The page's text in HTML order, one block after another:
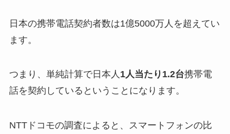
日本の携帯電話契約者数は1億5000万人を超えてい
ます。
つまり、単純計算で日本人 1人当たり1.2台携帯電
話を契約しているということになります。
NTTドコモの調査によると、スマートフォンの比